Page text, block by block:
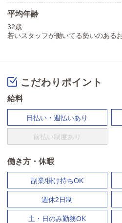
平均年齢
32歳
若いスタッフが働いてる勢いのある
こだわりポイント
給料
日払い・週払いあり
前払い制度あり
働き方・休暇
副業/掛け持ちOK
週休2日制
土・日のみ勤務OK